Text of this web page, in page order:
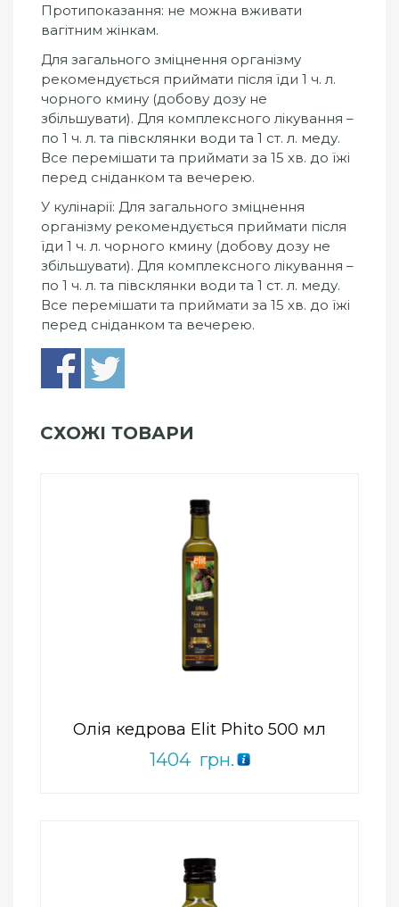
Протипоказання: не можна вживати
вагітним жінкам.
Для загального зміцнення організму
рекомендується приймати після їди 1 ч. л.
чорного кмину (добову дозу не
збільшувати). Для комплексного лікування –
по 1 ч. л. та півсклянки води та 1 ст. л. меду.
Все перемішати та приймати за 15 хв. до їжі
перед сніданком та вечерею.
У кулінарії: Для загального зміцнення
організму рекомендується приймати після
їди 1 ч. л. чорного кмину (добову дозу не
збільшувати). Для комплексного лікування –
по 1 ч. л. та півсклянки води та 1 ст. л. меду.
Все перемішати та приймати за 15 хв. до їжі
перед сніданком та вечерею.
СХОЖІ ТОВАРИ
Олія кедрова Elit Phito 500 мл
1404 грн.
ПРИДБАТИ
Add to Wishlist